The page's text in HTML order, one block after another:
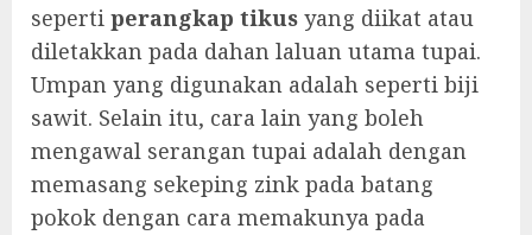
seperti perangkap tikus yang diikat atau
diletakkan pada dahan laluan utama tupai.
Umpan yang digunakan adalah seperti biji
sawit. Selain itu, cara lain yang boleh
mengawal serangan tupai adalah dengan
memasang sekeping zink pada batang
pokok dengan cara memakunya pada